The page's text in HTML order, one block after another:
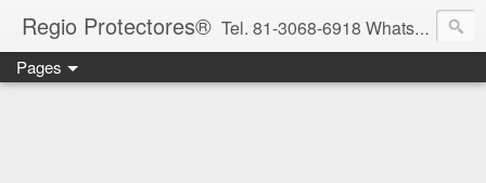
Regio Protectores® Tel. 81-3068-6918 WhatsApp 81-2636-2823 / 33-1145-3780 cotizacionregioprotectores@gmail.com / regioprotectores@gmail.com https://www.facebook.com/RegioProtectores/
Pages